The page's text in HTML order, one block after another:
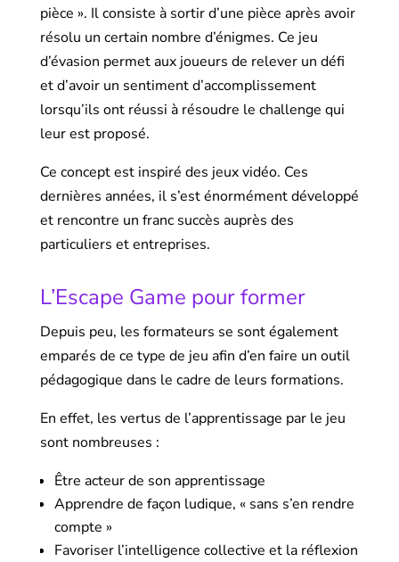
pièce ». Il consiste à sortir d’une pièce après avoir
résolu un certain nombre d’énigmes. Ce jeu
d’évasion permet aux joueurs de relever un défi
et d’avoir un sentiment d’accomplissement
lorsqu’ils ont réussi à résoudre le challenge qui
leur est proposé.
Ce concept est inspiré des jeux vidéo. Ces
dernières années, il s’est énormément développé
et rencontre un franc succès auprès des
particuliers et entreprises.
L’Escape Game pour former
Depuis peu, les formateurs se sont également
emparés de ce type de jeu afin d’en faire un outil
pédagogique dans le cadre de leurs formations.
En effet, les vertus de l’apprentissage par le jeu
sont nombreuses :
Être acteur de son apprentissage
Apprendre de façon ludique, « sans s’en rendre
compte »
Favoriser l’intelligence collective et la réflexion